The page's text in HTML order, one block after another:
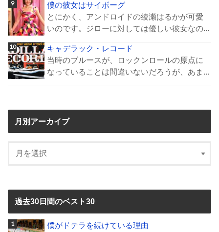
僕の彼女はサイボーグ
とにかく、アンドロイドの綾瀬はるかが可愛
いのです。ジローに対しては優しい彼女なの...
キャデラック・レコード
当時のブルースが、ロックンロールの原点に
なっていることは間違いないだろうが、あま...
月別アーカイブ
過去30日間のベスト30
僕がドテラを続けている理由